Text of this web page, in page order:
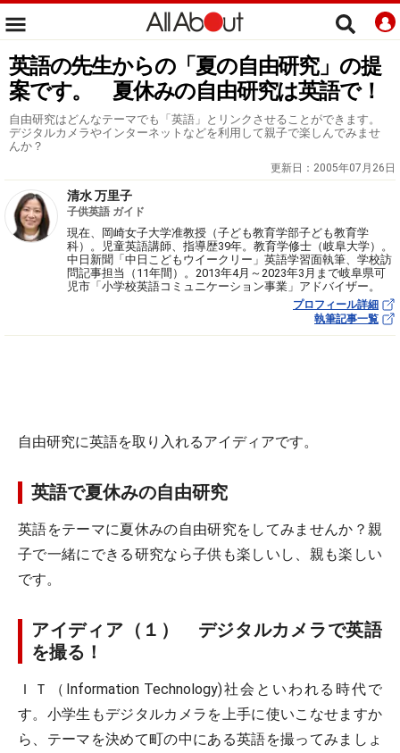
英語の先生からの「夏の自由研究」の提
案です。 夏休みの自由研究は英語で！
自由研究はどんなテーマでも「英語」とリンクさせることができます。
デジタルカメラやインターネットなどを利用して親子で楽しんでみませ
んか？
更新日： 2005年07月26日
清水 万里子
子供英語 ガイド
現在、岡崎女子大学准教授（子ども教育学部子ども教育学
科）。児童英語講師、指導歴39年。教育学修士（岐阜大学）。
中日新聞「中日こどもウイークリー」英語学習面執筆、学校訪
問記事担当（11年間）。2013年4月～2023年3月まで岐阜県可
児市「小学校英語コミュニケーション事業」アドバイザー。
プロフィール詳細
執筆記事一覧
自由研究に英語を取り入れるアイディアです。
英語で夏休みの自由研究
英語をテーマに夏休みの自由研究をしてみませんか？親
子で一緒にできる研究なら子供も楽しいし、親も楽しい
です。
アイディア（１） デジタルカメラで英語
を撮る！
ＩＴ（Information Technology)社会といわれる時代で
す。小学生もデジタルカメラを上手に使いこなせますか
ら、テーマを決めて町の中にある英語を撮ってみましょ